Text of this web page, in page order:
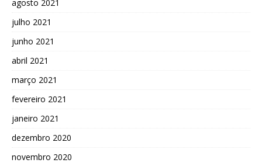
agosto 2021
julho 2021
junho 2021
abril 2021
março 2021
fevereiro 2021
janeiro 2021
dezembro 2020
novembro 2020